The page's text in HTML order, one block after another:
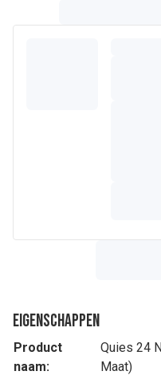
Eigenschappen
Product
naam:
Quies 24
Maat)